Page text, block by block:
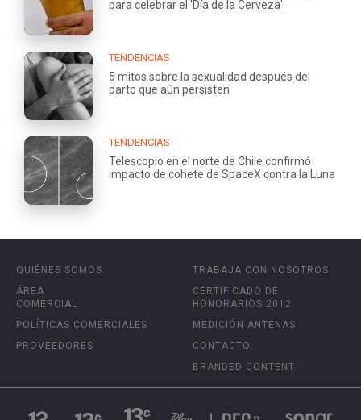
para celebrar el 'Día de la Cerveza'
TENDENCIAS
5 mitos sobre la sexualidad después del
parto que aún persisten
TENDENCIAS
Telescopio en el norte de Chile confirmó
impacto de cohete de SpaceX contra la Luna
QUIÉNES SOMOS
ÁREA
COMERCIAL
POLÍTICAS COMERCIALES
PROVEEDORES
TRABAJA CON NOSOTROS
CERTIFICADO DE
HONORARIOS 2012
MEDICIÓN ANTENAS
CONTACTO
BRANDED CONTENT